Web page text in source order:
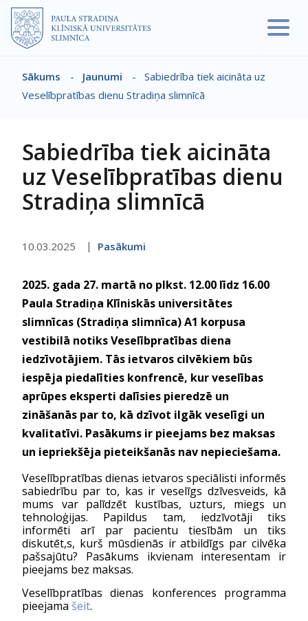
Pārlekt uz galveno saturu
Atpakaļceļš
Sākums - Jaunumi -
Sabiedrība tiek aicināta uz
Veselībpratības dienu Stradiņa slimnīcā
Sabiedrība tiek aicināta
uz Veselībpratības dienu
Stradiņa slimnīcā
10.03.2025 Pasākumi
2025. gada 27. martā no plkst. 12.00 līdz 16.00
Paula Stradiņa Klīniskās universitātes
slimnīcas (Stradiņa slimnīca) A1 korpusa
vestibilā notiks Veselībpratības diena
iedzīvotājiem. Tās ietvaros cilvēkiem būs
iespēja piedalīties konfrencē, kur veselības
aprūpes eksperti dalīsies pieredzē un
zināšanās par to, kā dzīvot ilgāk veselīgi un
kvalitatīvi. Pasākums ir pieejams bez maksas
un iepriekšēja pieteikšanās nav nepieciešama.
Veselībpratības dienas ietvaros speciālisti informēs
sabiedrību par to, kas ir veselīgs dzīvesveids, kā
mums var palīdzēt kustības, uzturs, miegs un
tehnoloģijas. Papildus tam, iedzīvotāji tiks
informēti arī par pacientu tiesībām un tiks
diskutēt,s, kurš mūsdienās ir atbildīgs par cilvēka
pašsajūtu? Pasākums ikvienam interesentam ir
pieejams bez maksas.
Veselībpratības dienas konferences programma
pieejama šeit.